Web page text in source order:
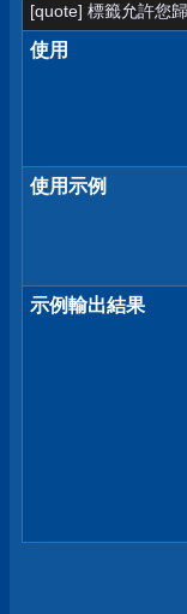
[quote] 標籤允許您
使用
使用示例
示例輸出結果